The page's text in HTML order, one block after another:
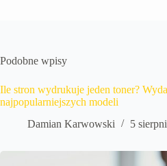
Podobne wpisy
Ile stron wydrukuje jeden toner?
najpopularniejszych modeli
Damian Karwowski
5